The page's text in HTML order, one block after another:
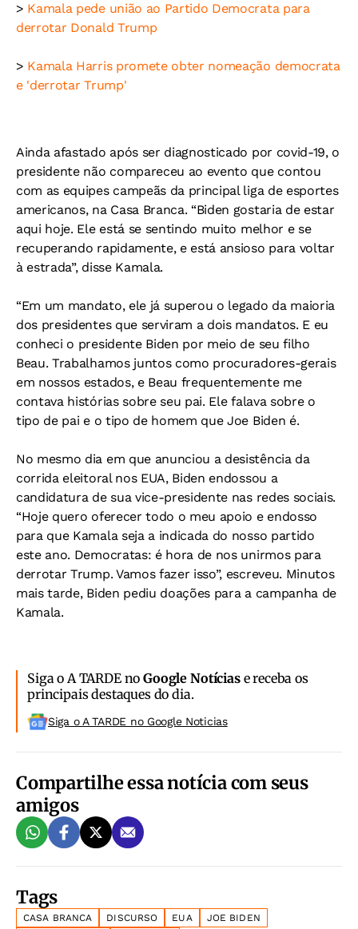
> Kamala pede união ao Partido Democrata para
derrotar Donald Trump
> Kamala Harris promete obter nomeação democrata
e 'derrotar Trump'
Ainda afastado após ser diagnosticado por covid-19, o
presidente não compareceu ao evento que contou
com as equipes campeãs da principal liga de esportes
americanos, na Casa Branca. “Biden gostaria de estar
aqui hoje. Ele está se sentindo muito melhor e se
recuperando rapidamente, e está ansioso para voltar
à estrada”, disse Kamala.
“Em um mandato, ele já superou o legado da maioria
dos presidentes que serviram a dois mandatos. E eu
conheci o presidente Biden por meio de seu filho
Beau. Trabalhamos juntos como procuradores-gerais
em nossos estados, e Beau frequentemente me
contava histórias sobre seu pai. Ele falava sobre o
tipo de pai e o tipo de homem que Joe Biden é.
No mesmo dia em que anunciou a desistência da
corrida eleitoral nos EUA, Biden endossou a
candidatura de sua vice-presidente nas redes sociais.
“Hoje quero oferecer todo o meu apoio e endosso
para que Kamala seja a indicada do nosso partido
este ano. Democratas: é hora de nos unirmos para
derrotar Trump. Vamos fazer isso”, escreveu. Minutos
mais tarde, Biden pediu doações para a campanha de
Kamala.
Siga o A TARDE noGoogle Notíciase receba os
principais destaques do dia.
Siga o A TARDE no Google Noticias
Compartilhe essa notícia com seus
amigos
Tags
CASA BRANCA DISCURSO EUA JOE BIDEN